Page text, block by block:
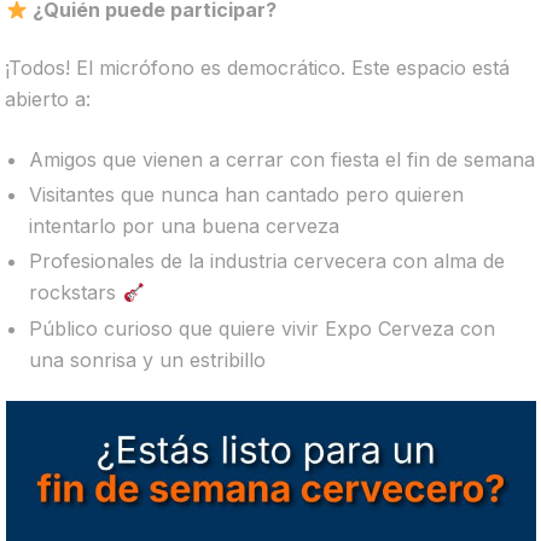
¿Quién puede participar?
¡Todos! El micrófono es democrático. Este espacio está
abierto a:
Amigos que vienen a cerrar con fiesta el fin de semana
Visitantes que nunca han cantado pero quieren
intentarlo por una buena cerveza
Profesionales de la industria cervecera con alma de
rockstars
Público curioso que quiere vivir Expo Cerveza con
una sonrisa y un estribillo